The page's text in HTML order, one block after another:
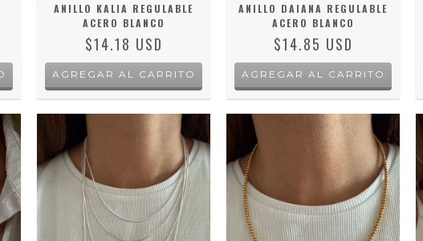
ANILLO KALIA REGULABLE
ACERO BLANCO
$14.18 USD
ANILLO DAIANA REGULABLE
ACERO BLANCO
$14.85 USD